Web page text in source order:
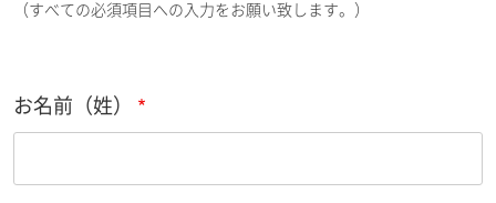
（すべての必須項目への入力をお願い致します。）
お名前（姓）